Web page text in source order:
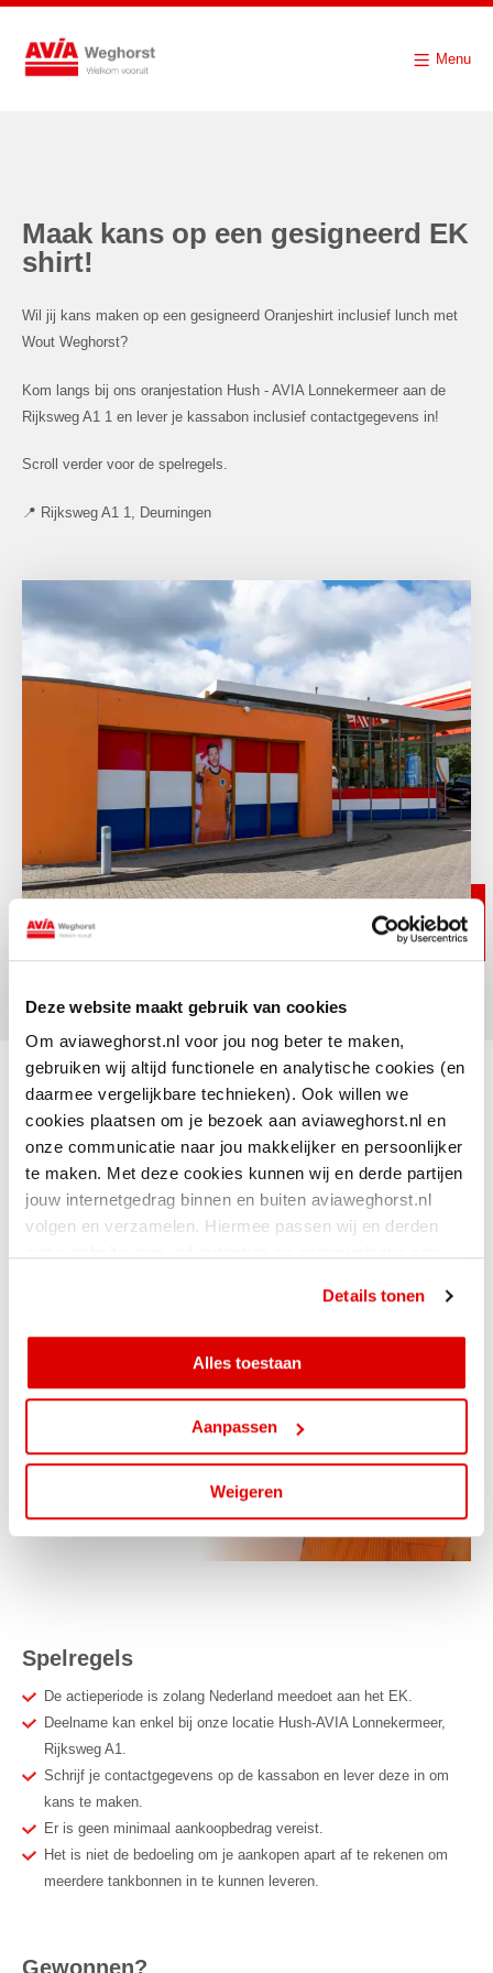
Deze website maakt gebruik van cookies
Om aviaweghorst.nl voor jou nog beter te maken,
gebruiken wij altijd functionele en analytische cookies (en
daarmee vergelijkbare technieken). Ook willen we
cookies plaatsen om je bezoek aan aviaweghorst.nl en
onze communicatie naar jou makkelijker en persoonlijker
te maken. Met deze cookies kunnen wij en derde partijen
jouw internetgedrag binnen en buiten aviaweghorst.nl
volgen en verzamelen. Hiermee passen wij en derden
ga je hiermee akkoord. Je kunt je cookievoorkeuren altijd
Details tonen
Alles toestaan
Aanpassen
Weigeren
Menu
Maak kans op een gesigneerd EK
shirt!
Wil jij kans maken op een gesigneerd Oranjeshirt inclusief lunch met
Wout Weghorst?
Kom langs bij ons oranjestation Hush - AVIA Lonnekermeer aan de
Rijksweg A1 1 en lever je kassabon inclusief contactgegevens in!
Scroll verder voor de spelregels.
📍 Rijksweg A1 1, Deurningen
Spelregels
De actieperiode is zolang Nederland meedoet aan het EK.
Deelname kan enkel bij onze locatie Hush-AVIA Lonnekermeer,
Rijksweg A1.
Schrijf je contactgegevens op de kassabon en lever deze in om
kans te maken.
Er is geen minimaal aankoopbedrag vereist.
Het is niet de bedoeling om je aankopen apart af te rekenen om
meerdere tankbonnen in te kunnen leveren.
Gewonnen?